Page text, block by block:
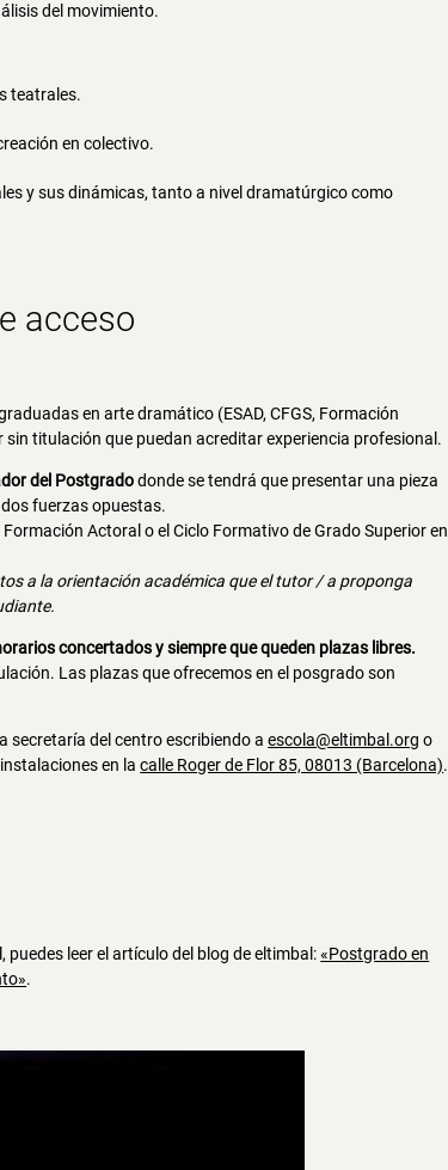
del movimiento.
teatrales.
en colectivo.
y sus dinámicas, tanto a nivel dramatúrgico como
acceso
en arte dramático (ESAD, CFGS, Formación
titulación que puedan acreditar experiencia profesional.
del Postgradodonde se tendrá que presentar una pieza
fuerzas opuestas.
Actoral o el Ciclo Formativo de Grado Superior en
a la orientación académica que el tutor / a proponga
concertados y siempre que queden plazas libres.
Las plazas que ofrecemos en el posgrado son
secretaría del centro escribiendo aescola@eltimbal.org o
en lacalle Roger de Flor 85, 08013 (Barcelona).
leer el artículo del blog de eltimbal:«Postgrado en
.